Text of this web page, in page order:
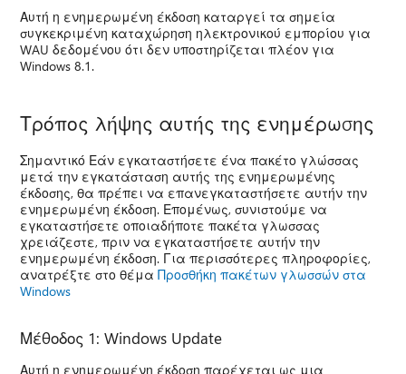
Αυτή η ενημερωμένη έκδοση καταργεί τα σημεία
συγκεκριμένη καταχώρηση ηλεκτρονικού εμπορίου για
WAU δεδομένου ότι δεν υποστηρίζεται πλέον για
Windows 8.1.
Τρόπος λήψης αυτής της ενημέρωσης
Σημαντικό Εάν εγκαταστήσετε ένα πακέτο γλώσσας
μετά την εγκατάσταση αυτής της ενημερωμένης
έκδοσης, θα πρέπει να επανεγκαταστήσετε αυτήν την
ενημερωμένη έκδοση. Επομένως, συνιστούμε να
εγκαταστήσετε οποιαδήποτε πακέτα γλωσσας
χρειάζεστε, πριν να εγκαταστήσετε αυτήν την
ενημερωμένη έκδοση. Για περισσότερες πληροφορίες,
ανατρέξτε στο θέμαΠροσθήκη πακέτων γλωσσών στα
Windows
Μέθοδος 1: Windows Update
Αυτή η ενημερωμένη έκδοση παρέχεται ως μια